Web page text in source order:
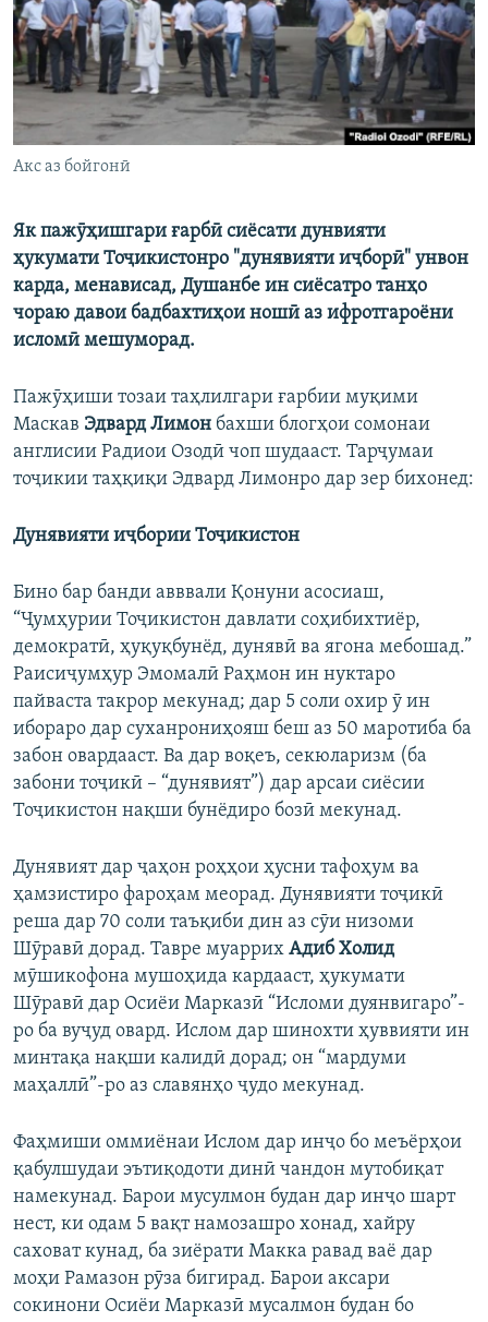
ГУЗОРИШҲОИ РАДИОӢ
Русский
ПАЙГИРӢ КУНЕД
Ҳамаи сомонаҳои RFE/RL
Акс аз бойгонӣ
Як пажӯҳишгари ғарбӣ сиёсати дунвияти
ҳукумати Тоҷикистонро "дунявияти иҷборӣ" унвон
карда, менависад, Душанбе ин сиёсатро танҳо
чораю давои бадбахтиҳои ношӣ аз ифротгароёни
исломӣ мешуморад.
Пажӯҳиши тозаи таҳлилгари ғарбии муқими
Маскав Эдвард Лимон бахши блогҳои сомонаи
англисии Радиои Озодӣ чоп шудааст. Тарҷумаи
тоҷикии таҳқиқи Эдвард Лимонро дар зер бихонед:
Дунявияти иҷбории Тоҷикистон
Бино бар банди авввали Қонуни асосиаш,
“Ҷумҳурии Тоҷикистон давлати соҳибихтиёр,
демократӣ, ҳуқуқбунёд, дунявӣ ва ягона мебошад.”
Раисиҷумҳур Эмомалӣ Раҳмон ин нуктаро
пайваста такрор мекунад; дар 5 соли охир ӯ ин
ибораро дар суханрониҳояш беш аз 50 маротиба ба
забон овардааст. Ва дар воқеъ, секюларизм (ба
забони тоҷикӣ – “дунявият”) дар арсаи сиёсии
Тоҷикистон нақши бунёдиро бозӣ мекунад.
Дунявият дар ҷаҳон роҳҳои ҳусни тафоҳум ва
ҳамзистиро фароҳам меорад. Дунявияти тоҷикӣ
реша дар 70 соли таъқиби дин аз сӯи низоми
Шӯравӣ дорад. Тавре муаррих Адиб Холид
мӯшикофона мушоҳида кардааст, ҳукумати
Шӯравӣ дар Осиёи Марказӣ “Исломи дуянвигаро”-
ро ба вуҷуд овард. Ислом дар шинохти ҳуввияти ин
минтақа нақши калидӣ дорад; он “мардуми
маҳаллӣ”-ро аз славянҳо ҷудо мекунад.
Фаҳмиши оммиёнаи Ислом дар инҷо бо меъёрҳои
қабулшудаи эътиқодоти динӣ чандон мутобиқат
намекунад. Барои мусулмон будан дар инҷо шарт
нест, ки одам 5 вақт намозашро хонад, хайру
саховат кунад, ба зиёрати Макка равад ваё дар
моҳи Рамазон рӯза бигирад. Барои аксари
сокинони Осиёи Марказӣ мусалмон будан бо